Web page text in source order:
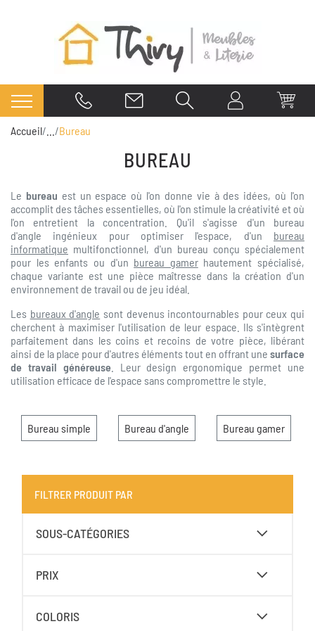
Accueil Bureau
BUREAU
Le bureau est un espace où l'on donne vie à des idées, où l'on
accomplit des tâches essentielles, où l'on stimule la créativité et où
l'on entretient la concentration. Qu'il s'agisse d'un bureau
d'angle ingénieux pour optimiser l'espace, d'un bureau
informatique multifonctionnel, d'un bureau conçu spécialement
pour les enfants ou d'un bureau gamerhautement spécialisé,
chaque variante est une pièce maîtresse dans la création d'un
environnement de travail ou de jeu idéal.
Les bureaux d'angle sont devenus incontournables pour ceux qui
cherchent à maximiser l'utilisation de leur espace. Ils s'intègrent
parfaitement dans les coins et recoins de votre pièce, libérant
ainsi de la place pour d'autres éléments tout en offrant une surface
de travail généreuse . Leur design ergonomique permet une
utilisation efficace de l'espace sans compromettre le style.
Bureau simple Bureau d'angle Bureau gamer
FILTRER PRODUIT PAR
SOUS-CATÉGORIES
PRIX
COLORIS